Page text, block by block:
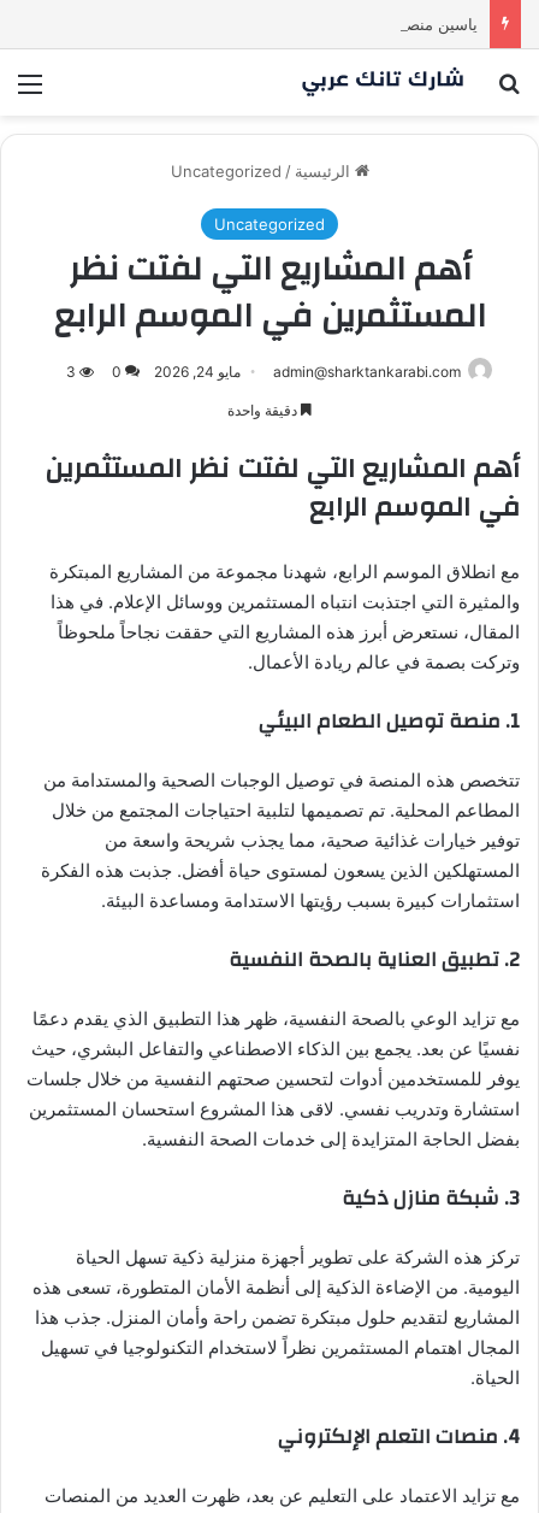
بحث عن
الرئيسية /
Uncategorized
Uncategorized
أهم المشاريع التي لفتت نظر
المستثمرين في الموسم الرابع
admin@sharktankarabi.com مايو 24, 2026 0
3
دقيقة واحدة
أهم المشاريع التي لفتت نظر المستثمرين
في الموسم الرابع
مع انطلاق الموسم الرابع، شهدنا مجموعة من المشاريع المبتكرة
والمثيرة التي اجتذبت انتباه المستثمرين ووسائل الإعلام. في هذا
المقال، نستعرض أبرز هذه المشاريع التي حققت نجاحاً ملحوظاً
وتركت بصمة في عالم ريادة الأعمال.
1. منصة توصيل الطعام البيئي
تتخصص هذه المنصة في توصيل الوجبات الصحية والمستدامة من
المطاعم المحلية. تم تصميمها لتلبية احتياجات المجتمع من خلال
توفير خيارات غذائية صحية، مما يجذب شريحة واسعة من
المستهلكين الذين يسعون لمستوى حياة أفضل. جذبت هذه الفكرة
استثمارات كبيرة بسبب رؤيتها الاستدامة ومساعدة البيئة.
2. تطبيق العناية بالصحة النفسية
مع تزايد الوعي بالصحة النفسية، ظهر هذا التطبيق الذي يقدم دعمًا
نفسيًا عن بعد. يجمع بين الذكاء الاصطناعي والتفاعل البشري، حيث
يوفر للمستخدمين أدوات لتحسين صحتهم النفسية من خلال جلسات
استشارة وتدريب نفسي. لاقى هذا المشروع استحسان المستثمرين
بفضل الحاجة المتزايدة إلى خدمات الصحة النفسية.
3. شبكة منازل ذكية
تركز هذه الشركة على تطوير أجهزة منزلية ذكية تسهل الحياة
اليومية. من الإضاءة الذكية إلى أنظمة الأمان المتطورة، تسعى هذه
المشاريع لتقديم حلول مبتكرة تضمن راحة وأمان المنزل. جذب هذا
المجال اهتمام المستثمرين نظراً لاستخدام التكنولوجيا في تسهيل
الحياة.
4. منصات التعلم الإلكتروني
مع تزايد الاعتماد على التعليم عن بعد، ظهرت العديد من المنصات